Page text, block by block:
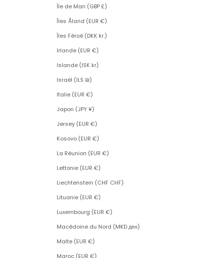
Île de Man (GBP £)
Îles Åland (EUR €)
Îles Féroé (DKK kr.)
Irlande (EUR €)
Islande (ISK kr)
Israël (ILS ₪)
Italie (EUR €)
Japon (JPY ¥)
Jersey (EUR €)
Kosovo (EUR €)
La Réunion (EUR €)
Lettonie (EUR €)
Liechtenstein (CHF CHF)
Lituanie (EUR €)
Luxembourg (EUR €)
Macédoine du Nord (MKD ден)
Malte (EUR €)
Maroc (EUR €)